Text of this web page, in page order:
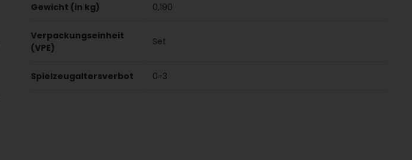
Gewicht (in kg) 0,190
Verpackungseinheit
(VPE)
Set
Spielzeugaltersverbot 0-3